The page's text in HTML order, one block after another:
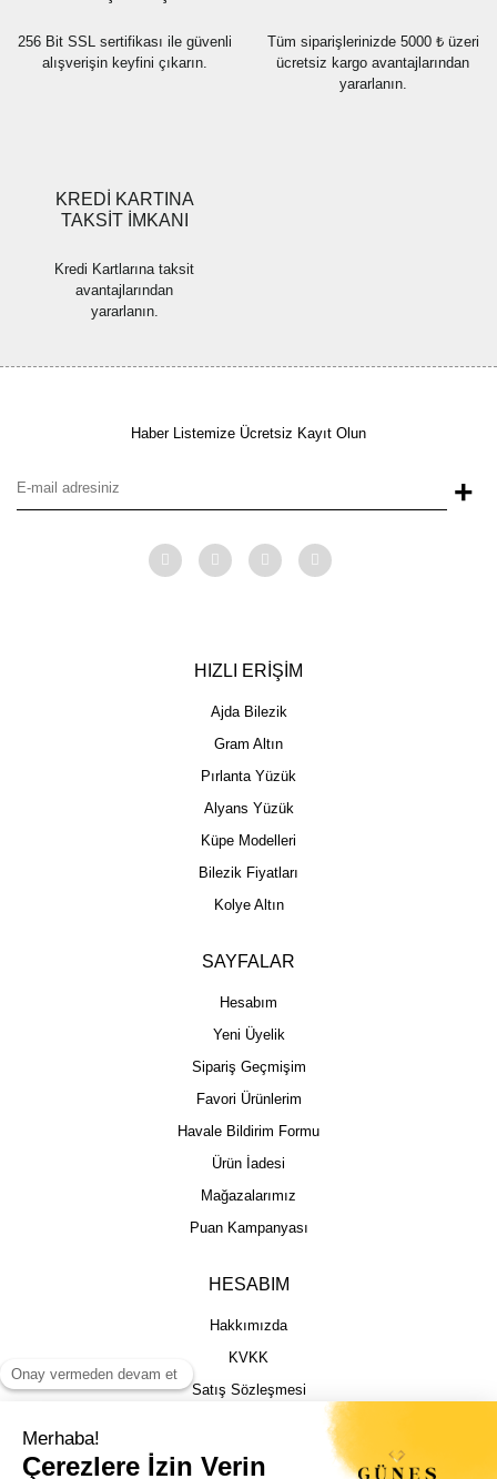
256 Bit SSL sertifikası ile güvenli
alışverişin keyfini çıkarın.
Tüm siparişlerinizde 5000 ₺ üzeri
ücretsiz kargo avantajlarından
yararlanın.
KREDİ KARTINA
TAKSİT İMKANI
Kredi Kartlarına taksit
avantajlarından
yararlanın.
Haber Listemize Ücretsiz Kayıt Olun
+
HIZLI ERİŞİM
Ajda Bilezik
Gram Altın
Pırlanta Yüzük
Alyans Yüzük
Küpe Modelleri
Bilezik Fiyatları
Kolye Altın
SAYFALAR
Hesabım
Yeni Üyelik
Sipariş Geçmişim
Favori Ürünlerim
Havale Bildirim Formu
Ürün İadesi
Mağazalarımız
Puan Kampanyası
HESABIM
Hakkımızda
KVKK
Satış Sözleşmesi
İptal İade Şartları